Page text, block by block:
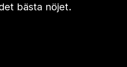
bästa nöjet.